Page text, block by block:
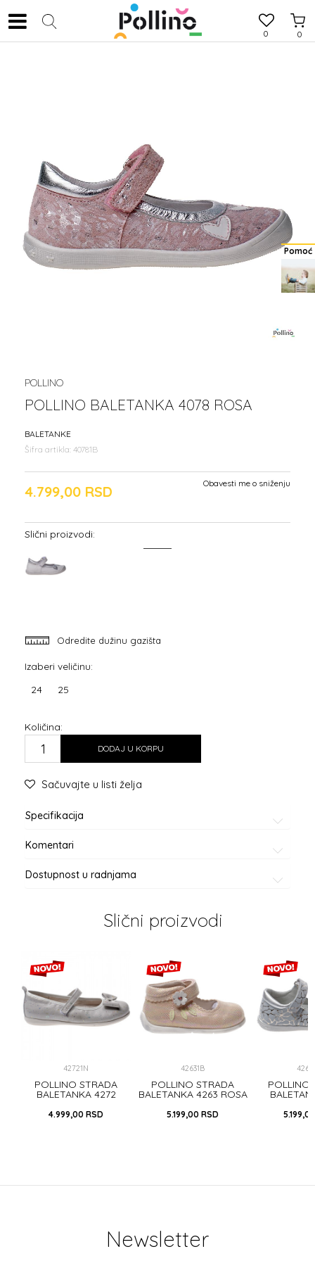
0
0
POLLINO
POLLINO BALETANKA 4078 ROSA
BALETANKE
Šifra artikla: 40781B
4.799,00 RSD Obavesti me o sniženju
Slični proizvodi:
Odredite dužinu gazišta
Izaberi veličinu:
24 25
Količina:
DODAJ U KORPU
Sačuvajte u listi želja
Specifikacija
Komentari
Dostupnost u radnjama
Slični proizvodi
42721N
POLLINO STRADA
BALETANKA 4272
4.999,00 RSD
42631B
POLLINO STRADA
BALETANKA 4263 ROSA
5.199,00 RSD
POLLINO
5.199,00
Pomoć
Newsletter